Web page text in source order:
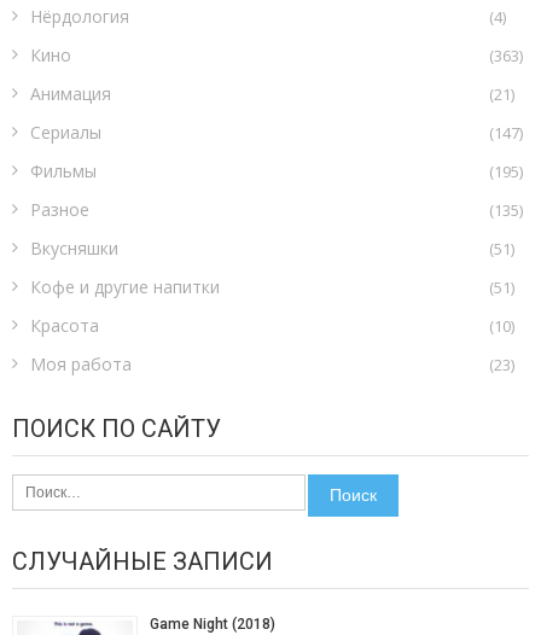
Нёрдология (4)
Кино (363)
Анимация (21)
Сериалы (147)
Фильмы (195)
Разное (135)
Вкусняшки (51)
Кофе и другие напитки (51)
Красота (10)
Моя работа (23)
ПОИСК ПО САЙТУ
Найти:
СЛУЧАЙНЫЕ ЗАПИСИ
Game Night (2018)